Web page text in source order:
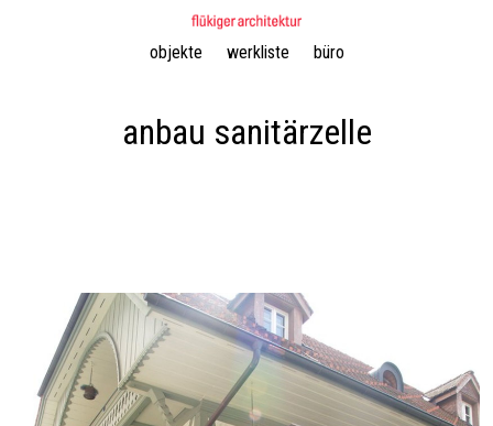
Navigation
objekte werkliste büro
anbau sanitärzelle